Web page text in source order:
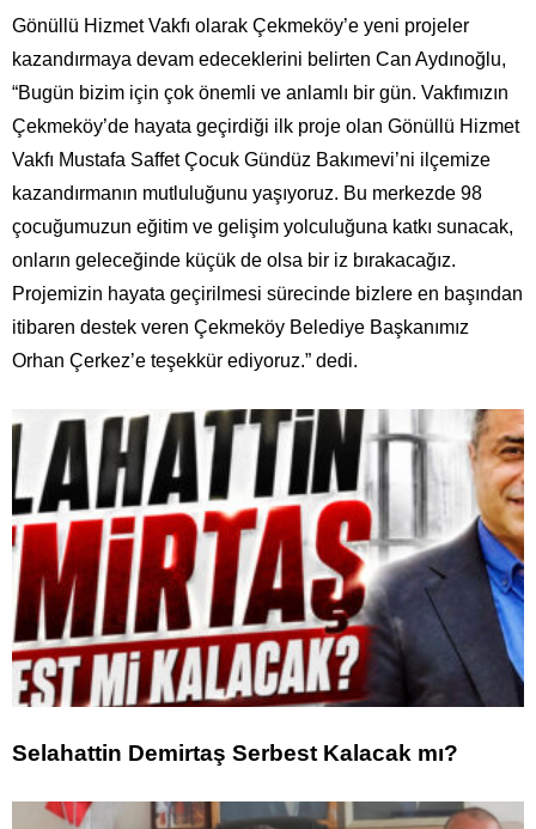
Gönüllü Hizmet Vakfı olarak Çekmeköy’e yeni projeler
kazandırmaya devam edeceklerini belirten Can Aydınoğlu,
“Bugün bizim için çok önemli ve anlamlı bir gün. Vakfımızın
Çekmeköy’de hayata geçirdiği ilk proje olan Gönüllü Hizmet
Vakfı Mustafa Saffet Çocuk Gündüz Bakımevi’ni ilçemize
kazandırmanın mutluluğunu yaşıyoruz. Bu merkezde 98
çocuğumuzun eğitim ve gelişim yolculuğuna katkı sunacak,
onların geleceğinde küçük de olsa bir iz bırakacağız.
Projemizin hayata geçirilmesi sürecinde bizlere en başından
itibaren destek veren Çekmeköy Belediye Başkanımız
Orhan Çerkez’e teşekkür ediyoruz.” dedi.
Selahattin Demirtaş Serbest Kalacak mı?